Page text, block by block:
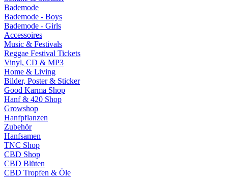
Bademode
Bademode - Boys
Bademode - Girls
Accessoires
Music & Festivals
Reggae Festival Tickets
Vinyl, CD & MP3
Home & Living
Bilder, Poster & Sticker
Good Karma Shop
Hanf & 420 Shop
Growshop
Hanfpflanzen
Zubehör
Hanfsamen
TNC Shop
CBD Shop
CBD Blüten
CBD Tropfen & Öle